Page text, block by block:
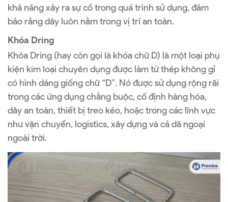
khả năng xảy ra sự cố trong quá trình sử dụng, đảm
bảo rằng dây luôn nằm trong vị trí an toàn.
Khóa Dring
Khóa Dring (hay còn gọi là khóa chữ D) là một loại phụ
kiện kim loại chuyên dụng được làm từ thép không gỉ
có hình dáng giống chữ “D”. Nó được sử dụng rộng rãi
trong các ứng dụng chằng buộc, cố định hàng hóa,
dây an toàn, thiết bị treo kéo, hoặc trong các lĩnh vực
như vận chuyển, logistics, xây dựng và cả dã ngoại
ngoài trời.